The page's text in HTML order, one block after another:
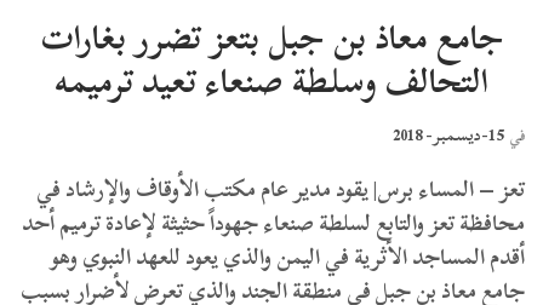
جامع معاذ بن جبل بتعز تضرر بغارات
التحالف وسلطة صنعاء تعيد ترميمه
في 15-ديسمبر- 2018
تعز – المساء برس| يقود مدير عام مكتب الأوقاف والإرشاد في
محافظة تعز والتابع لسلطة صنعاء جهوداً حثيثة لإعادة ترميم أحد
أقدم المساجد الأثرية في اليمن والذي يعود للعهد النبوي وهو
جامع معاذ بن جبل في منطقة الجند والذي تعرض لأضرار بسبب